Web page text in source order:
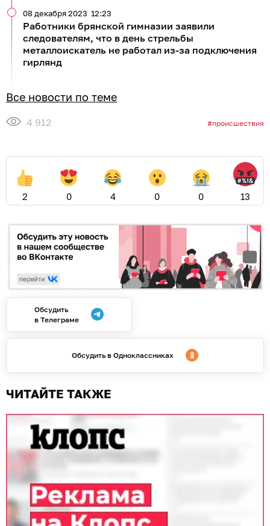
Работники брянской гимназии заявили
следователям, что в день стрельбы
металлоискатель не работал из-за подключения
гирлянд
08 декабря 2023 12:23
Все новости по теме
4 912 происшествия
2 0 4 0 0 13
Обсудить
в Телеграме
Обсудить в Одноклассниках
ЧИТАЙТЕ ТАКЖЕ